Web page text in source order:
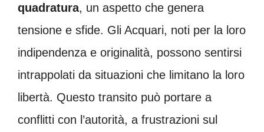
quadratura, un aspetto che genera
tensione e sfide. Gli Acquari, noti per la loro
indipendenza e originalità, possono sentirsi
intrappolati da situazioni che limitano la loro
libertà. Questo transito può portare a
conflitti con l’autorità, a frustrazioni sul